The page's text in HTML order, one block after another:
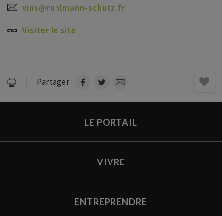
vins@ruhlmann-schutz.fr
Visiter le site
Partager :
LE PORTAIL
VIVRE
ENTREPRENDRE